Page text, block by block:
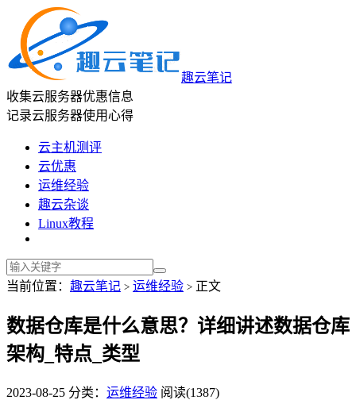
趣云笔记
收集云服务器优惠信息
记录云服务器使用心得
云主机测评
云优惠
运维经验
趣云杂谈
Linux教程
当前位置： 趣云笔记 > 运维经验 > 正文
数据仓库是什么意思？详细讲述数据仓库
架构_特点_类型
2023-08-25 分类： 运维经验 阅读(1387)